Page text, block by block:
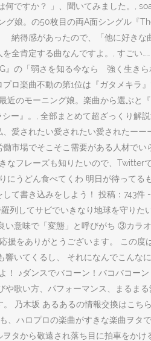
ですか？ 」、聞いてみました。,
グ娘。の50枚目の両A面シングル『
納得感があったので、「他に好き
全肯定する曲なんですよ。, すご
』の「弱さを知る今なら 強く生き
ロ楽曲不動の第1位は『ガタメキ
近のモーニング娘。楽曲から選ぶ
シー』。, 全部まとめて超ざっくり
愛されたい愛されたい愛されたー
市場でそこそこ需要がある人材で
なフレーズも知りたいので、
にうどん食べてくわ 明日が待って
て書き込みをしよう！ 投稿：743
列してサビでいきなり地球を守り
い意味で「変態」と呼びがち ③カラ
援をありがとうございます。 この
響いてくるし、 それになんでこん
！ ♪ダンスでバコーン！バコバコー
や歌い方、パフォーマンス、まる
乃木坂 あるあるの情報交換はこ
、ハロプロの楽曲がすきな楽曲ヲ
タから敬遠され落ち目に拍車をか